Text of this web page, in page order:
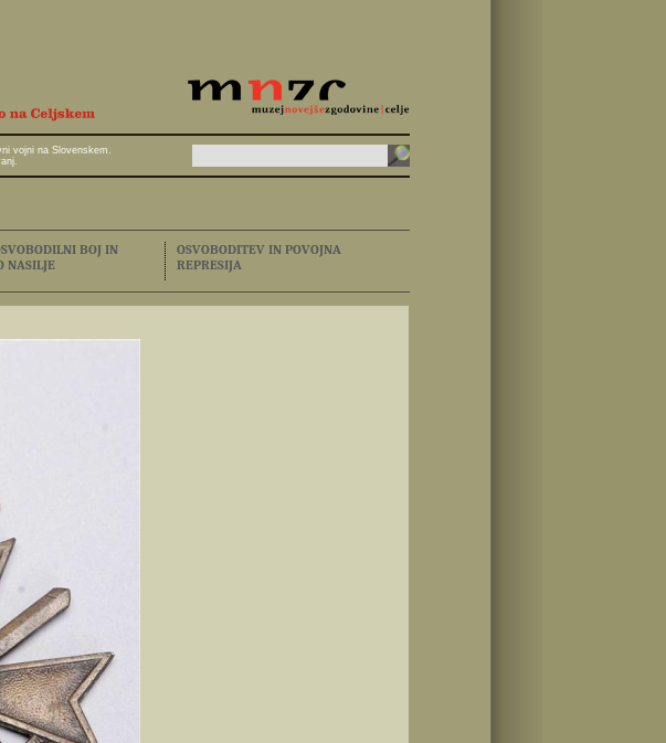
vojni na Slovenskem.
BOJ IN
NASILJE
OSVOBODITEV IN POVOJNA
REPRESIJA